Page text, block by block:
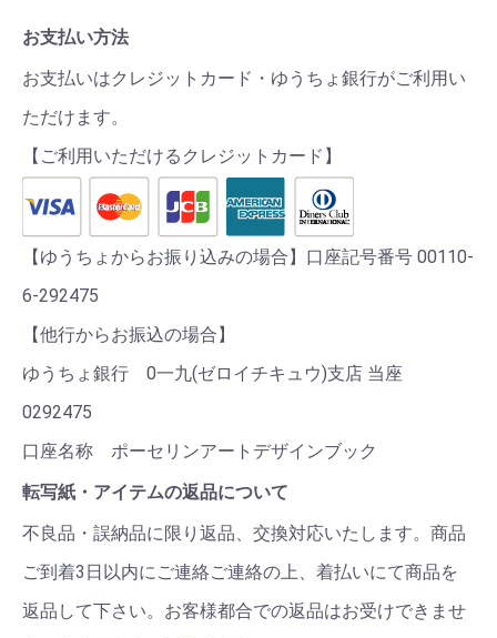
お支払い方法
お支払いはクレジットカード・ゆうちょ銀行がご利用い
ただけます。
【ご利用いただけるクレジットカード】
【ゆうちょからお振り込みの場合】口座記号番号 00110-
6-292475
【他行からお振込の場合】
ゆうちょ銀行 0一九(ゼロイチキュウ)支店 当座
0292475
口座名称 ポーセリンアートデザインブック
転写紙・アイテムの返品について
不良品・誤納品に限り返品、交換対応いたします。商品
ご到着3日以内にご連絡ご連絡の上、着払いにて商品を
返品して下さい。お客様都合での返品はお受けできませ